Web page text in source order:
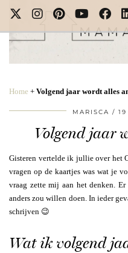
Home + Volgend jaar wordt alles
MARISCA
Volgend jaar
Gisteren vertelde ik jullie over het
vragen op de kaartjes was wat je
vraag zette mij aan het denken.
anders zou willen doen. In ieder
schrijven 😉
Wat ik volgend